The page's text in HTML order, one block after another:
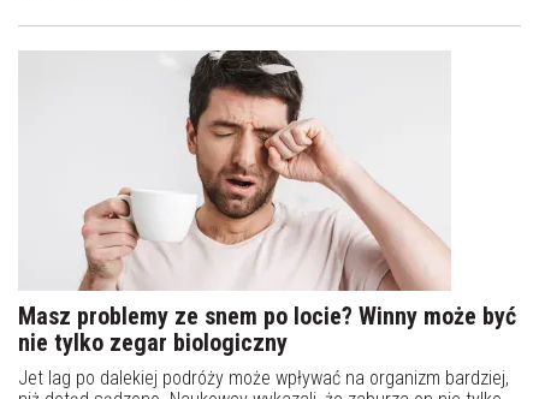
Masz problemy ze snem po locie? Winny może być
nie tylko zegar biologiczny
Jet lag po dalekiej podróży może wpływać na organizm bardziej,